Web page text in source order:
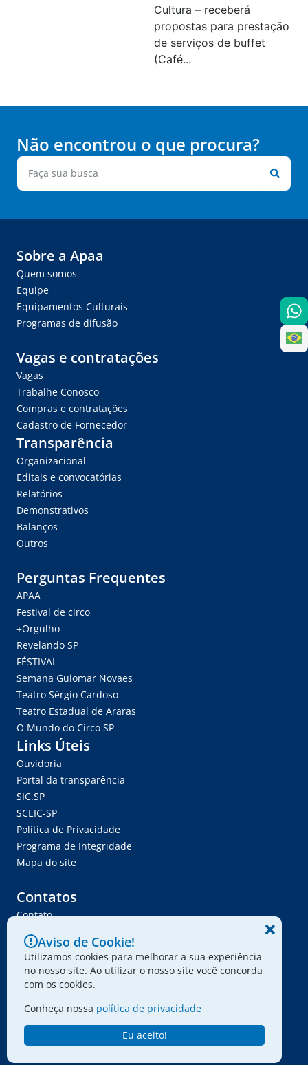
Cultura – receberá
propostas para prestação
de serviços de buffet
(Café...
Não encontrou o que procura?
Sobre a Apaa
Quem somos
Equipe
Equipamentos Culturais
Programas de difusão
Vagas e contratações
Vagas
Trabalhe Conosco
Compras e contratações
Cadastro de Fornecedor
Transparência
Organizacional
Editais e convocatórias
Relatórios
Demonstrativos
Balanços
Outros
Perguntas Frequentes
APAA
Festival de circo
+Orgulho
Revelando SP
FÉSTIVAL
Semana Guiomar Novaes
Teatro Sérgio Cardoso
Teatro Estadual de Araras
O Mundo do Circo SP
Links Úteis
Ouvidoria
Portal da transparência
SIC.SP
SCEIC-SP
Política de Privacidade
Programa de Integridade
Mapa do site
Contatos
Contato
Ser Fornecedor
Envie seu projeto
© 2024 - Associação Paulista dos Amigos da Arte
Aviso de Cookie!
Utilizamos cookies para melhorar a sua experiência
no nosso site. Ao utilizar o nosso site você concorda
com os cookies.
Conheça nossa política de privacidade
Eu aceito!